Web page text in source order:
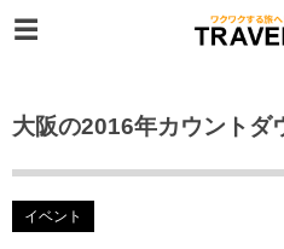
大阪の2016年カウントダ
イベント